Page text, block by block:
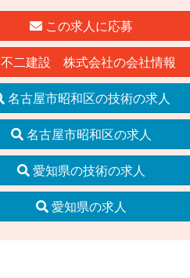
この求人に応募
不二建設 株式会社の会社情報
名古屋市昭和区の技術の求人
名古屋市昭和区の求人
愛知県の技術の求人
愛知県の求人